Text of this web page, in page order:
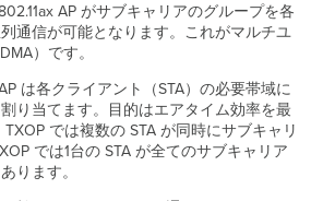
AP がサブキャリアのグループを各
通信が可能となります。これがマルチユ
）です。
は各クライアント（STA）の必要帯域に
り当てます。目的はエアタイム効率を最
では複数の STA が同時にサブキャリ
では1台の STA が全てのサブキャリア
ります。